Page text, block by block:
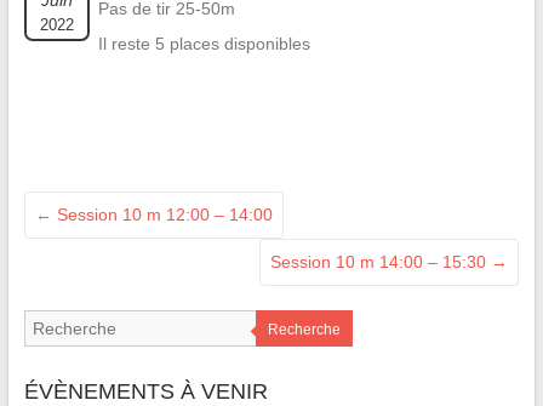
2022
Pas de tir 25-50m
Il reste 5 places disponibles
← Session 10 m 12:00 – 14:00
Session 10 m 14:00 – 15:30 →
Recherche
ÉVÈNEMENTS À VENIR